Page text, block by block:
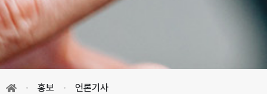
홍보 언론기사